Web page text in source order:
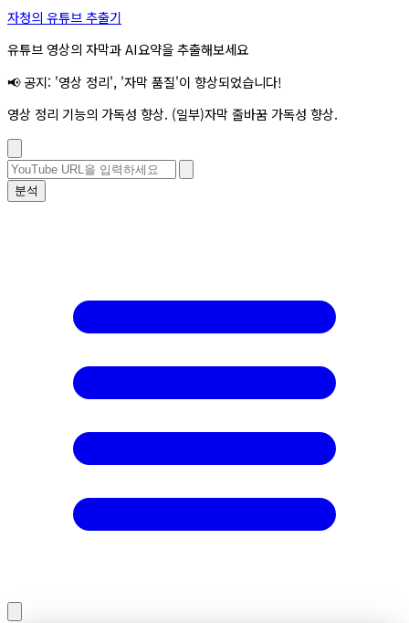
자청의 유튜브 추출기
유튜브 영상의 자막과 AI요약을 추출해보세요
📢 공지: '영상 정리', '자막 품질'이 향상되었습니다!
영상 정리 기능의 가독성 향상. (일부)자막 줄바꿈 가독성 향상.
분석